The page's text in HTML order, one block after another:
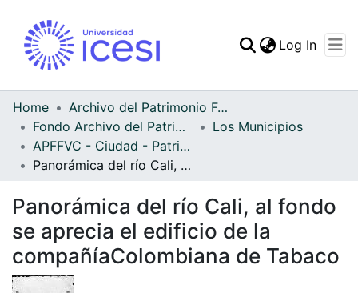
Statistics
Log In
Home
Archivo del Patrimonio Fotográfico y Fílmico del Valle del Cauca
Fondo Archivo del Patrimonio Fotográfico y Fílmico del Valle del Cauca
Los Municipios
APFFVC - Ciudad - Patrimonial
Panorámica del río Cali, al fondo se aprecia el edificio de la compañíaColombiana de Tabaco
Panorámica del río Cali, al fondo
se aprecia el edificio de la
compañíaColombiana de Tabaco